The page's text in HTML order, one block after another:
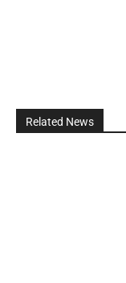
Related News